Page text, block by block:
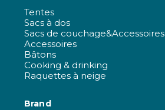
Tentes
Sacs à dos
Sacs de couchage&Accessoires
Accessoires
Bâtons
Cooking & drinking
Raquettes à neige
Brand